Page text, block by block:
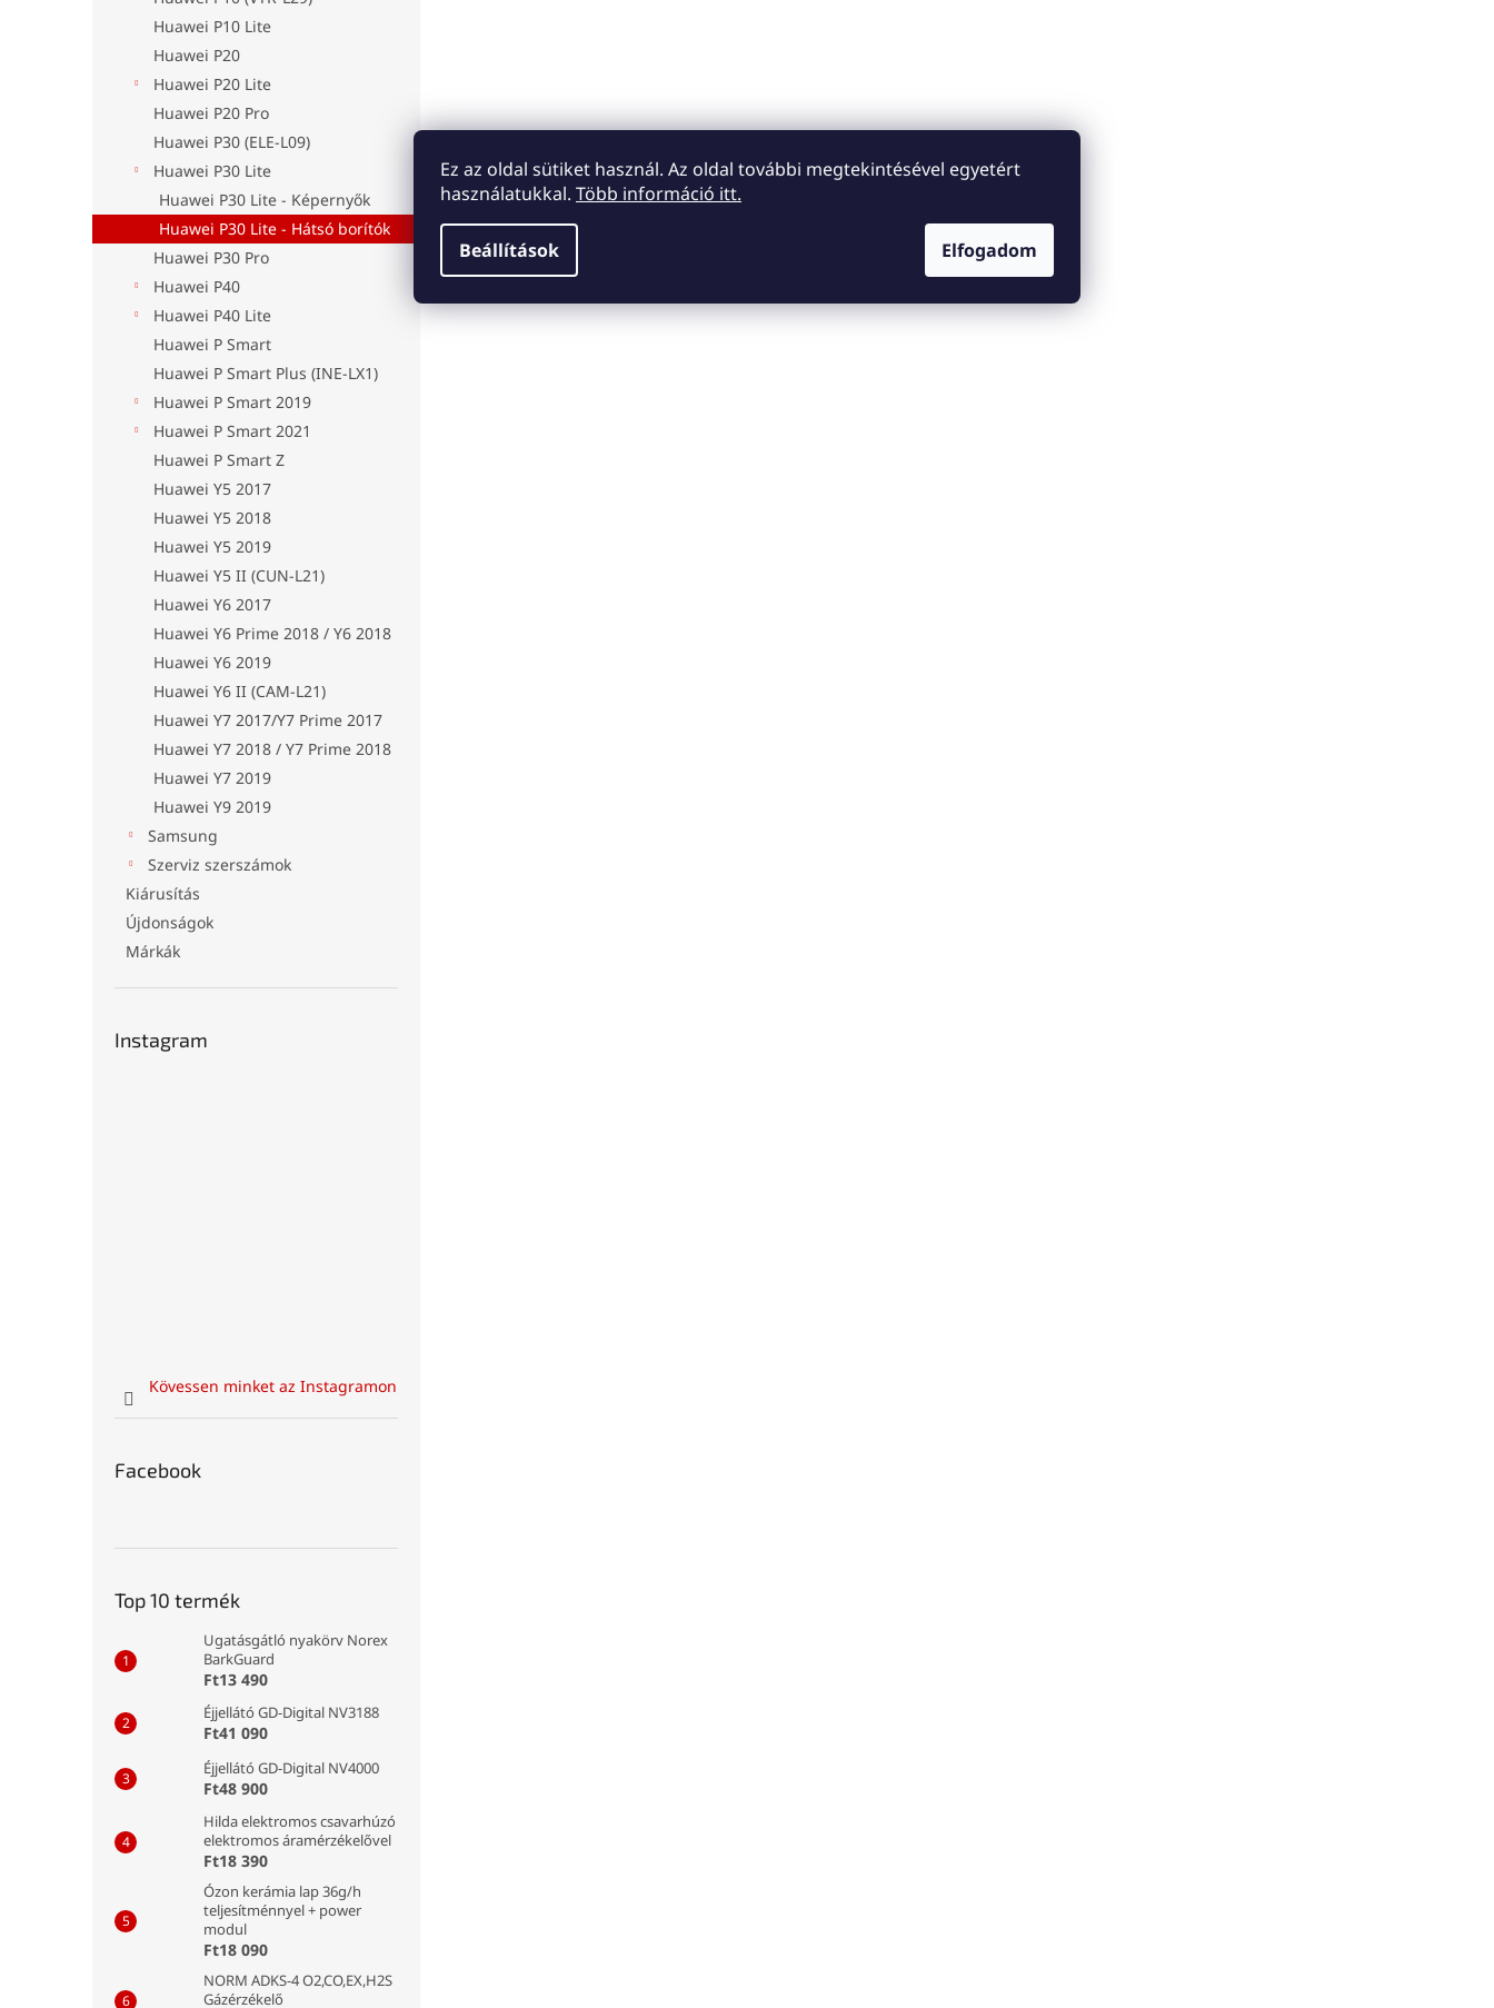
Ez az oldal sütiket használ. Az oldal további megtekintésével egyetért
használatukkal. Több információ itt.
Beállítások Elfogadom
Huawei P10 Lite
Huawei P20
Huawei P20 Lite
Huawei P20 Pro
Huawei P30 (ELE-L09)
Huawei P30 Lite
Huawei P30 Lite - Képernyők
Huawei P30 Lite - Hátsó borítók
Huawei P30 Pro
Huawei P40
Huawei P40 Lite
Huawei P Smart
Huawei P Smart Plus (INE-LX1)
Huawei P Smart 2019
Huawei P Smart 2021
Huawei P Smart Z
Huawei Y5 2017
Huawei Y5 2018
Huawei Y5 2019
Huawei Y5 II (CUN-L21)
Huawei Y6 2017
Huawei Y6 Prime 2018 / Y6 2018
Huawei Y6 2019
Huawei Y6 II (CAM-L21)
Huawei Y7 2017/Y7 Prime 2017
Huawei Y7 2018 / Y7 Prime 2018
Huawei Y7 2019
Huawei Y9 2019
Samsung
Szerviz szerszámok
Kiárusítás
Újdonságok
Márkák
Instagram
Kövessen minket az Instagramon
Facebook
Top 10 termék
Ugatásgátló nyakörv Norex
BarkGuard
Ft13 490
Éjjellátó GD-Digital NV3188
Ft41 090
Éjjellátó GD-Digital NV4000
Ft48 900
Hilda elektromos csavarhúzó
elektromos áramérzékelővel
Ft18 390
Ózon kerámia lap 36g/h
teljesítménnyel + power
modul
Ft18 090
NORM ADKS-4 O2,CO,EX,H2S
Gázérzékelő